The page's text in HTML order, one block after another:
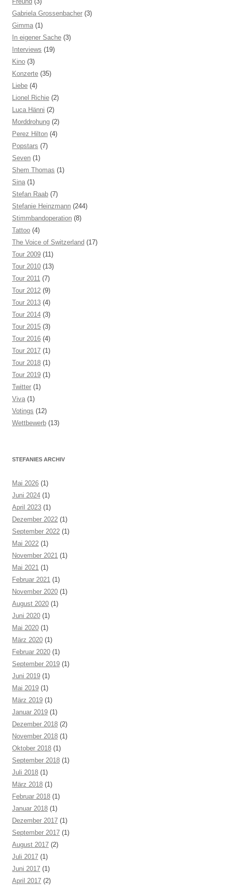
Gabriela Grossenbacher (3)
Gimma (1)
In eigener Sache (3)
Interviews (19)
Kino (3)
Konzerte (35)
Liebe (4)
Lionel Richie (2)
Luca Hänni (2)
Morddrohung (2)
Perez Hilton (4)
Popstars (7)
Seven (1)
Shem Thomas (1)
Sina (1)
Stefan Raab (7)
Stefanie Heinzmann (244)
Stimmbandoperation (8)
Tattoo (4)
The Voice of Switzerland (17)
Tour 2009 (11)
Tour 2010 (13)
Tour 2011 (7)
Tour 2012 (9)
Tour 2013 (4)
Tour 2014 (3)
Tour 2015 (3)
Tour 2016 (4)
Tour 2017 (1)
Tour 2018 (1)
Tour 2019 (1)
Twitter (1)
Viva (1)
Votings (12)
Wettbewerb (13)
STEFANIES ARCHIV
Mai 2026 (1)
Juni 2024 (1)
April 2023 (1)
Dezember 2022 (1)
September 2022 (1)
Mai 2022 (1)
November 2021 (1)
Mai 2021 (1)
Februar 2021 (1)
November 2020 (1)
August 2020 (1)
Juni 2020 (1)
Mai 2020 (1)
März 2020 (1)
Februar 2020 (1)
September 2019 (1)
Juni 2019 (1)
Mai 2019 (1)
März 2019 (1)
Januar 2019 (1)
Dezember 2018 (2)
November 2018 (1)
Oktober 2018 (1)
September 2018 (1)
Juli 2018 (1)
März 2018 (1)
Februar 2018 (1)
Januar 2018 (1)
Dezember 2017 (1)
September 2017 (1)
August 2017 (2)
Juli 2017 (1)
Juni 2017 (1)
April 2017 (2)